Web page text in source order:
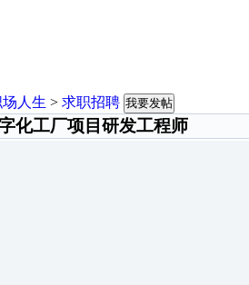
人生 > 求职招聘 我要发帖
化工厂项目研发工程师